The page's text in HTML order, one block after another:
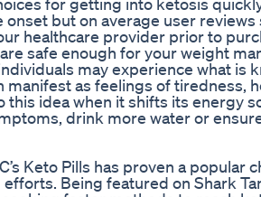
onset but on average user
healthcare provider prior to
safe enough for your weight
may experience what is
manifest as feelings of tiredness,
this idea when it shifts its energy
drink more water or
Keto Pills has proven a
Being featured on Shark